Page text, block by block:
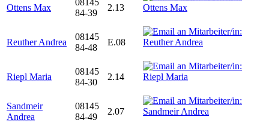
Ottens Max
08145
84-39
2.13
Reuther Andrea
08145
84-48
E.08
Riepl Maria
08145
84-30
2.14
Sandmeir
Andrea
08145
84-49
2.07